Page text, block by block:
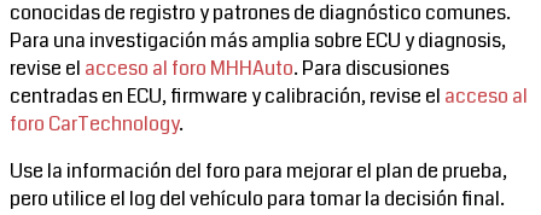
conocidas de registro y patrones de diagnóstico comunes.
Para una investigación más amplia sobre ECU y diagnosis,
revise el acceso al foro MHHAuto. Para discusiones
centradas en ECU, firmware y calibración, revise el acceso al
foro CarTechnology.
Use la información del foro para mejorar el plan de prueba,
pero utilice el log del vehículo para tomar la decisión final.